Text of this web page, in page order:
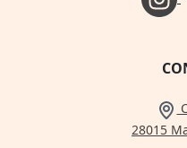
28015